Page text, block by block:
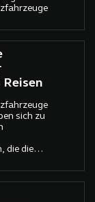
Reisen
sich zu
die die
nutzt: